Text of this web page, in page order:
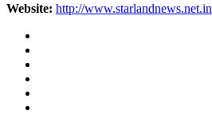
Website: http://www.starlandnews.net.in